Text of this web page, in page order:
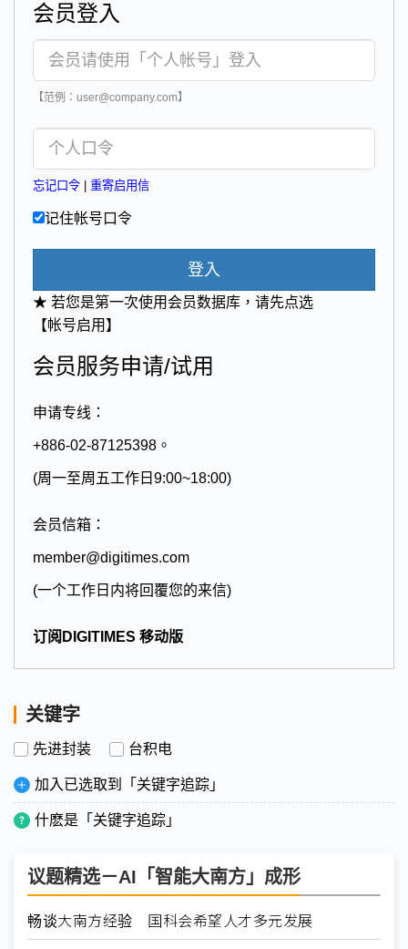
会员登入
【范例：user@company.com】
忘记口令 重寄启用信
记住帐号口令
登入
★ 若您是第一次使用会员数据库，请先点选
【帐号启用】
会员服务申请/试用
申请专线：
+886-02-87125398。
(周一至周五工作日9:00~18:00)
会员信箱：
member@digitimes.com
(一个工作日内将回覆您的来信)
订阅DIGITIMES 移动版
关键字
先进封装 台积电
加入已选取到「关键字追踪」
什麽是「关键字追踪」
议题精选－AI「智能大南方」成形
畅谈大南方经验 国科会希望人才多元发展